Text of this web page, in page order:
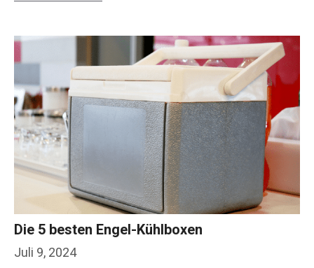
Juli 9, 2024
Die 5 besten Engel-Kühlboxen